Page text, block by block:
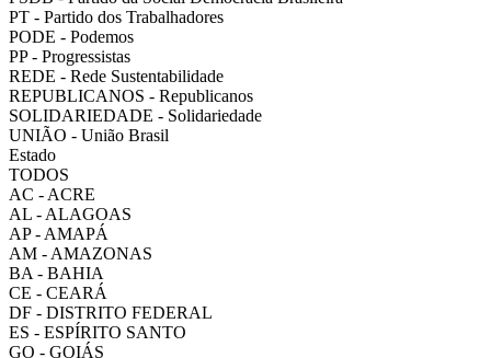
PT - Partido dos Trabalhadores
PODE - Podemos
PP - Progressistas
REDE - Rede Sustentabilidade
REPUBLICANOS - Republicanos
SOLIDARIEDADE - Solidariedade
UNIÃO - União Brasil
Estado
TODOS
AC - ACRE
AL - ALAGOAS
AP - AMAPÁ
AM - AMAZONAS
BA - BAHIA
CE - CEARÁ
DF - DISTRITO FEDERAL
ES - ESPÍRITO SANTO
GO - GOIÁS